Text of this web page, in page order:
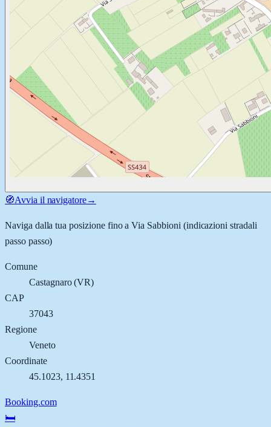
🧭Avvia il navigatore→
Naviga dalla tua posizione fino aVia Sabbioni (indicazioni stradali
passo passo)
Comune
Castagnaro(VR)
CAP
37043
Regione
Veneto
Coordinate
45.1023, 11.4351
Booking.com
🛏️